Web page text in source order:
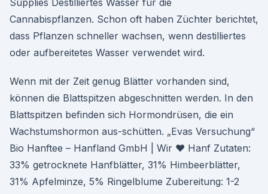
Supplies Destilliertes Wasser für die
Cannabispflanzen. Schon oft haben Züchter berichtet,
dass Pflanzen schneller wachsen, wenn destilliertes
oder aufbereitetes Wasser verwendet wird.
Wenn mit der Zeit genug Blätter vorhanden sind,
können die Blattspitzen abgeschnitten werden. In den
Blattspitzen befinden sich Hormondrüsen, die ein
Wachstumshormon aus-schütten. „Evas Versuchung“
Bio Hanftee – Hanfland GmbH | Wir ♥ Hanf Zutaten:
33% getrocknete Hanfblätter, 31% Himbeerblätter,
31% Apfelminze, 5% Ringelblume Zubereitung: 1-2